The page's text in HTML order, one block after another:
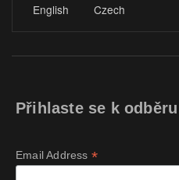
English Czech
Přihlaste se k
Email Address *